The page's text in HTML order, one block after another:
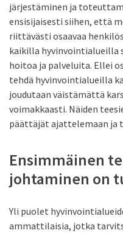
järjestäminen ja
ensisijaisesti siihen, että
riittävästi osaavaa
kaikilla hyvinvointialueilla
hoitoa ja palveluita. Ellei
tehdä hyvinvointialueilla
joudutaan väistämättä
voimakkaasti. Näiden
päättäjät ajattelemaan ja
Ensimmäinen
johtaminen on
Yli puolet
ammattilaisia, jotka